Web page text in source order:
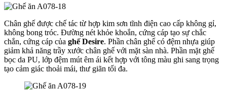
Chân ghế được chế tác từ hợp kim sơn tĩnh điện cao cấp không gỉ,
không bong tróc. Đường nét khỏe khoắn, cứng cáp tạo sự chắc
chắn, cứng cáp của ghế Desire. Phần chân ghế có đệm nhựa giúp
giảm khả năng trầy xước chân ghế với mặt sàn nhà. Phần mặt ghế
bọc da PU, lớp đệm mút êm ái kết hợp với tông màu ghi sang trọng
tạo cảm giác thoải mái, thư giãn tối đa.